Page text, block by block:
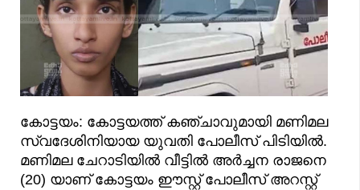
കോട്ടയം: കോട്ടയത്ത് കഞ്ചാവുമായി മണിമല
സ്വദേശിനിയായ യുവതി പോലീസ് പിടിയിൽ.
മണിമല ചേറാടിയിൽ വീട്ടിൽ അർച്ചന രാജനെ
(20) യാണ് കോട്ടയം ഈസ്റ്റ് പോലീസ് അറസ്റ്റ്